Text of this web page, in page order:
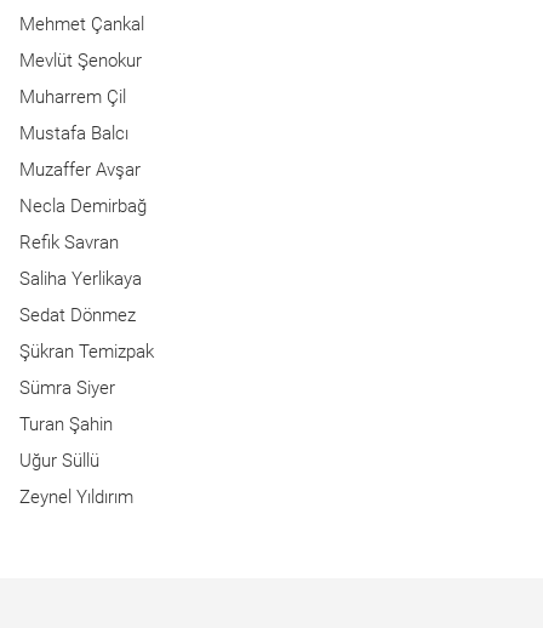
Mehmet Çankal
Mevlüt Şenokur
Muharrem Çil
Mustafa Balcı
Muzaffer Avşar
Necla Demirbağ
Refik Savran
Saliha Yerlikaya
Sedat Dönmez
Şükran Temizpak
Sümra Siyer
Turan Şahin
Uğur Süllü
Zeynel Yıldırım